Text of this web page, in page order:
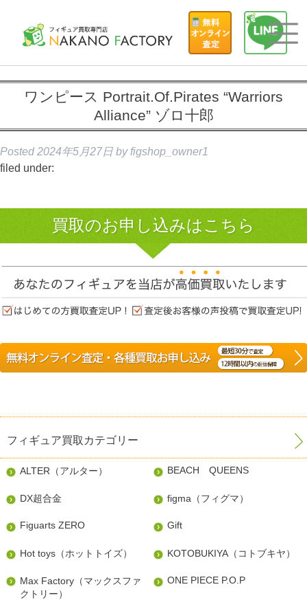
ワンピース Portrait.Of.Pirates “Warriors
Alliance” ゾロ十郎
Posted 2024年5月27日 by figshop_owner1
filed under:
買取のお申し込みはこちら
フィギュア買取カテゴリー
ALTER（アルター） BEACH QUEENS
DX超合金 figma（フィグマ）
Figuarts ZERO Gift
Hot toys（ホットトイズ） KOTOBUKIYA（コトブキヤ）
Max Factory（マックスファ
クトリー）
ONE PIECE P.O.P